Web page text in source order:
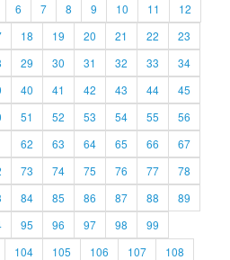
6 7 8 9 10 11
12
18 19 20 21 22
23
29 30 31 32 33
34
40 41 42 43 44
45
51 52 53 54 55
56
62 63 64 65 66
67
73 74 75 76 77
78
84 85 86 87 88
89
95 96 97 98
99
104 105 106 107
108